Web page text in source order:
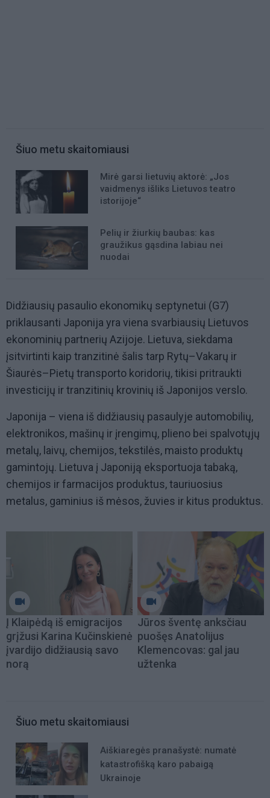
Šiuo metu skaitomiausi
Mirė garsi lietuvių aktorė: „Jos
vaidmenys išliks Lietuvos teatro
istorijoje“
Pelių ir žiurkių baubas: kas
graužikus gąsdina labiau nei
nuodai
Didžiausių pasaulio ekonomikų septynetui (G7)
priklausanti Japonija yra viena svarbiausių Lietuvos
ekonominių partnerių Azijoje. Lietuva, siekdama
įsitvirtinti kaip tranzitinė šalis tarp Rytų–Vakarų ir
Šiaurės–Pietų transporto koridorių, tikisi pritraukti
investicijų ir tranzitinių krovinių iš Japonijos verslo.
Japonija – viena iš didžiausių pasaulyje automobilių,
elektronikos, mašinų ir įrengimų, plieno bei spalvotųjų
metalų, laivų, chemijos, tekstilės, maisto produktų
gamintojų. Lietuva į Japoniją eksportuoja tabaką,
chemijos ir farmacijos produktus, tauriuosius
metalus, gaminius iš mėsos, žuvies ir kitus produktus.
Į Klaipėdą iš emigracijos
grįžusi Karina Kučinskienė
įvardijo didžiausią savo
norą
Jūros šventę anksčiau
puošęs Anatolijus
Klemencovas: gal jau
užtenka
Šiuo metu skaitomiausi
Aiškiaregės pranašystė: numatė
katastrofišką karo pabaigą
Ukrainoje